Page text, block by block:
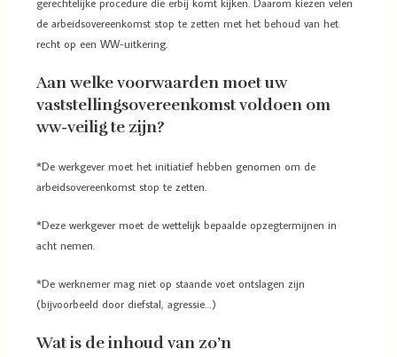
de arbeidsovereenkomst stop te zetten met het behoud van het
recht op een WW-uitkering.
Aan welke voorwaarden moet uw
vaststellingsovereenkomst voldoen om
ww-veilig te zijn?
*De werkgever moet het initiatief hebben genomen om de
arbeidsovereenkomst stop te zetten.
*Deze werkgever moet de wettelijk bepaalde opzegtermijnen in
acht nemen.
*De werknemer mag niet op staande voet ontslagen zijn
(bijvoorbeeld door diefstal, agressie…)
Wat is de inhoud van zo’n